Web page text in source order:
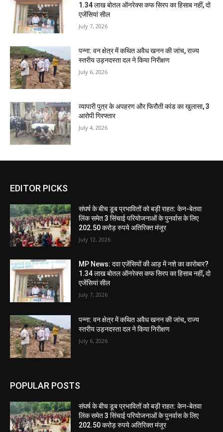
1.34 लाख बोतल ऑनरेक्स कफ सिरप का हिसाब नहीं, दो
एजेंसियां सील
July 7, 2026
पन्ना: वन क्षेत्र में कथित अवैध खनन की जांच, राज्य
स्तरीय उड़नदस्ता दल ने किया निरीक्षण
July 6, 2026
व्यापारी पुत्र के अपहरण और फिरौती कांड का खुलासा, 3
आरोपी गिरफ्तार
July 4, 2026
EDITOR PICKS
संघर्ष के बीच डूब प्रभावितों को बड़ी राहत: केन-बेतवा
लिंक समेत 3 सिंचाई परियोजनाओं के पुनर्वास के लिए
202.50 करोड़ रुपये अतिरिक्त मंजूर
July 12, 2026
MP News: दवा एजेंसियों की आड़ में नशे का कारोबार?
1.34 लाख बोतल ऑनरेक्स कफ सिरप का हिसाब नहीं, दो
एजेंसियां सील
July 7, 2026
पन्ना: वन क्षेत्र में कथित अवैध खनन की जांच, राज्य
स्तरीय उड़नदस्ता दल ने किया निरीक्षण
July 6, 2026
POPULAR POSTS
संघर्ष के बीच डूब प्रभावितों को बड़ी राहत: केन-बेतवा
लिंक समेत 3 सिंचाई परियोजनाओं के पुनर्वास के लिए
202.50 करोड़ रुपये अतिरिक्त मंजूर